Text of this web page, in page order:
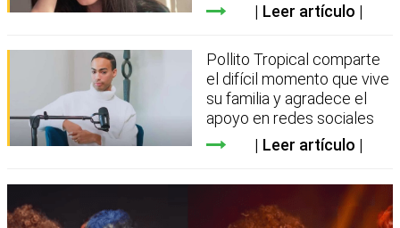
Leer artículo
Pollito Tropical comparte
el difícil momento que vive
su familia y agradece el
apoyo en redes sociales
Leer artículo